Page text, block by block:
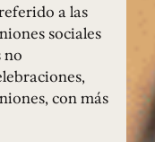
a las
sociales
no
con más